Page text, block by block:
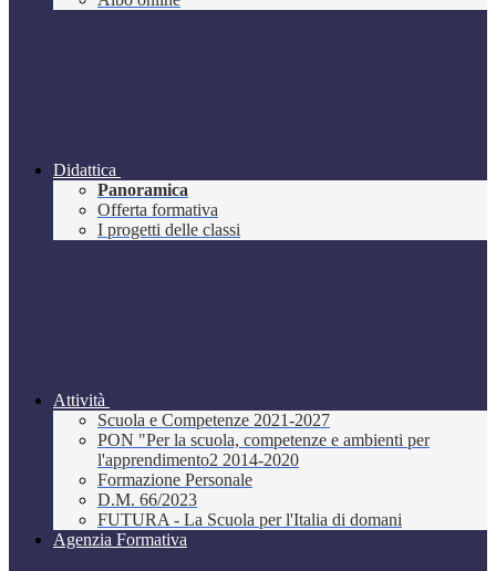
Didattica
Panoramica
Offerta formativa
I progetti delle classi
Attività
Scuola e Competenze 2021-2027
PON "Per la scuola, competenze e ambienti per
l'apprendimento2 2014-2020
Formazione Personale
D.M. 66/2023
FUTURA - La Scuola per l'Italia di domani
Agenzia Formativa